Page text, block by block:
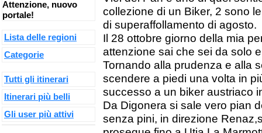
collezione di un Biker, 2 sono
di superaffollamento di agosto.
Il 28 ottobre giorno della mia
attenzione sai che sei da solo
Tornando alla prudenza e alla
scendere a piedi una volta in
successo a un biker austriaco
Da Digonera si sale vero pian
senza pini, in direzione
Attenzione, nuovo
portale!
Lista delle regioni
Categorie
Tutti gli itinerari
Itinerari più belli
Gli user più attivi